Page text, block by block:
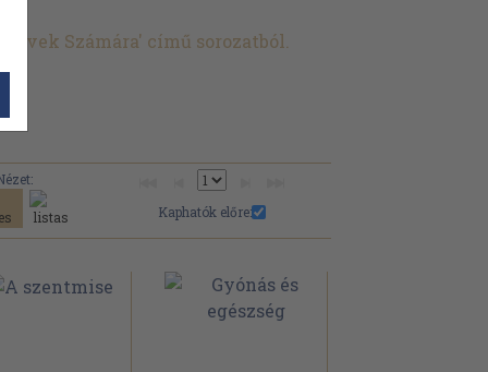
Számára' című sorozatból.
Kaphatók előre: